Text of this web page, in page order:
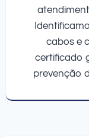
cabos e
certificado
prevenção